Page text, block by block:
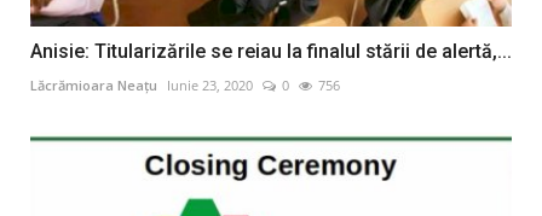
Anisie: Titularizările se reiau la finalul stării de alertă,...
Lăcrămioara Neațu Iunie 23, 2020 0 756